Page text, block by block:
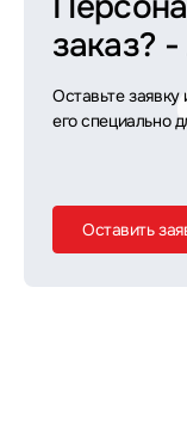
заказ? -
Оставьте
его специально
Оставить